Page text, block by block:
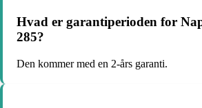
Hvad er garantiperioden for
285?
Den kommer med en 2-års garanti.